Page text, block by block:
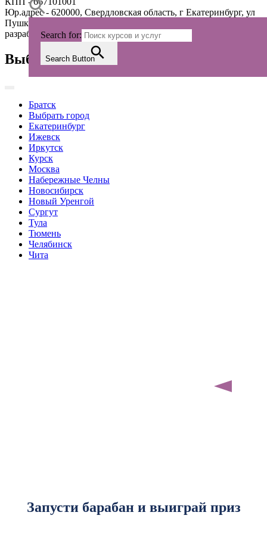
Search for:
Search Button
Юр.адрес - 620000, Свердловская область, г Екатеринбург, ул
Пушкина, стр. 9а, офис 113
разработка сайтаagensite.ru
Выберите ваш регион из списка
Братск
Выбрать город
Екатеринбург
Ижевск
Иркутск
Курск
Москва
Набережные Челны
Новосибирск
Новый Уренгой
Сургут
Тула
Тюмень
Челябинск
Чита
Запусти барабан и выиграй приз